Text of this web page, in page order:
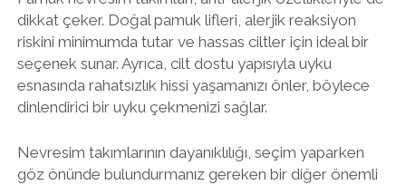
dikkat çeker. Doğal pamuk lifleri, alerjik reaksiyon
riskini minimumda tutar ve hassas ciltler için ideal bir
seçenek sunar. Ayrıca, cilt dostu yapısıyla uyku
esnasında rahatsızlık hissi yaşamanızı önler, böylece
dinlendirici bir uyku çekmenizi sağlar.
Nevresim takımlarının dayanıklılığı, seçim yaparken
göz önünde bulundurmanız gereken bir diğer önemli